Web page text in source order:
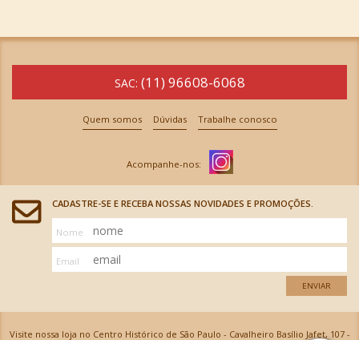
SAC: (11) 96608-6068
Quem somos Dúvidas Trabalhe conosco
CADASTRE-SE E RECEBA NOSSAS NOVIDADES E PROMOÇÕES.
Nome
Email
ENVIAR
Visite nossa loja no Centro Histórico de São Paulo - Cavalheiro Basílio Jafet, 107 -